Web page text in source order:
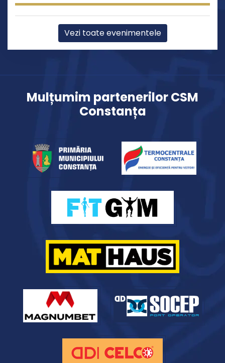
Vezi toate evenimentele
Mulțumim partenerilor CSM
Constanța